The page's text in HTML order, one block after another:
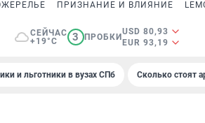
ПРИЗНАНИЕ И ВЛИЯНИЕ
СЕЙЧАС
+19°C
3 ПРОБКИ
USD 80,93
EUR 93,19
и льготники в вузах СПб Сколько стоят